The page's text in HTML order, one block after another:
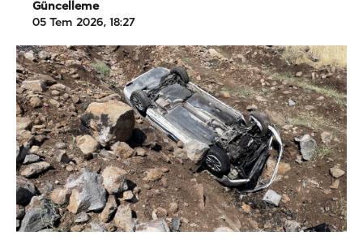
Güncelleme
05 Tem 2026, 18:27